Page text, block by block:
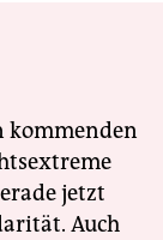
kommenden
jetzt
Auch